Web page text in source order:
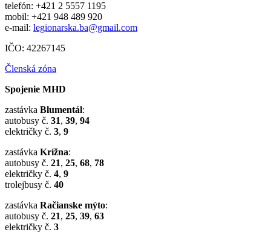
telefón: +421 2 5557 1195
mobil: +421 948 489 920
e-mail: legionarska.ba@gmail.com
IČO: 42267145
Členská zóna
Spojenie MHD
zastávka Blumentál:
autobusy č. 31, 39, 94
električky č. 3, 9
zastávka Krížna:
autobusy č. 21, 25, 68, 78
električky č. 4, 9
trolejbusy č. 40
zastávka Račianske mýto:
autobusy č. 21, 25, 39, 63
električky č. 3